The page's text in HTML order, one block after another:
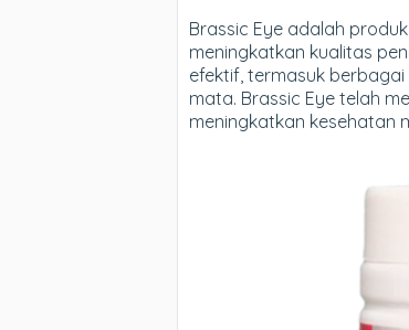
Brassic Eye adalah
meningkatkan kualitas
efektif, termasuk
mata. Brassic Eye telah
meningkatkan kesehatan